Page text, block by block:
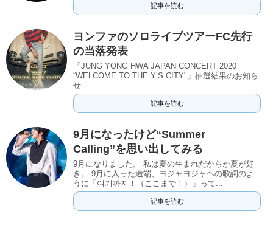
記事を読む
ヨンファのソロライブツアーFC先行
の当落発表
「JUNG YONG HWA JAPAN CONCERT 2020
“WELCOME TO THE Y’S CITY"」抽選結果のお知ら
せ ...
記事を読む
9月になったけど“Summer
Calling”を思い出してみる
9月になりました。 私は夏の生まれだからか夏が好
き。 9月に入った途端、ヨジャヨジャヘの歌詞のよ
うに「여기까지！（ここまで！）」って...
記事を読む